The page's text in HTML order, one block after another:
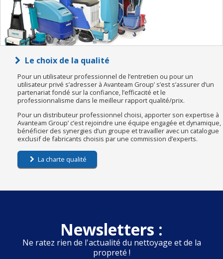
Le choix de la qualité
Pour un utilisateur professionnel de l’entretien ou pour un
utilisateur privé s’adresser à Avanteam Group’ s’est s’assurer d’un
partenariat fondé sur la confiance, l’efficacité et le
professionnalisme dans le meilleur rapport qualité/prix.
Pour un distributeur professionnel choisi, apporter son expertise à
Avanteam Group’ c’est rejoindre une équipe engagée et dynamique,
bénéficier des synergies d’un groupe et travailler avec un catalogue
exclusif de fabricants choisis par une commission d’experts.
La charte qualité
Newsletters :
Ne ratez rien de l'actualité du nettoyage et de la
propreté !